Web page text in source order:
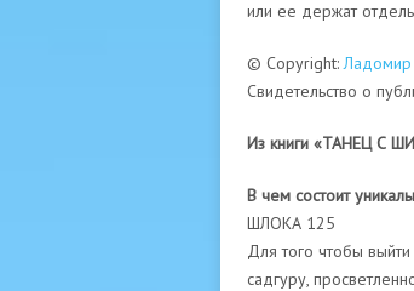
или ее держат
© Copyright:
Свидетельство о
Из книги «ТАНЕЦ С
В чем состоит
ШЛОКА 125
Для того чтобы
садгуру,